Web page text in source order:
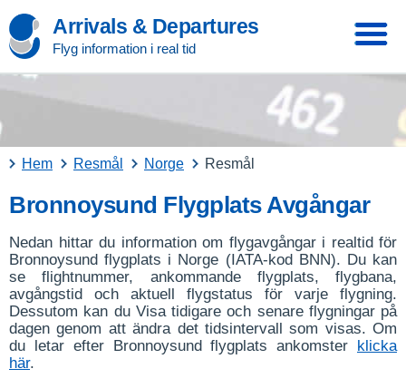
Arrivals & Departures
Flyg information i real tid
Hem Resmål Norge Resmål
Bronnoysund Flygplats Avgångar
Nedan hittar du information om flygavgångar i realtid för
Bronnoysund flygplats i Norge (IATA-kod BNN). Du kan
se flightnummer, ankommande flygplats, flygbana,
avgångstid och aktuell flygstatus för varje flygning.
Dessutom kan du Visa tidigare och senare flygningar på
dagen genom att ändra det tidsintervall som visas. Om
du letar efter Bronnoysund flygplats ankomster klicka
här.